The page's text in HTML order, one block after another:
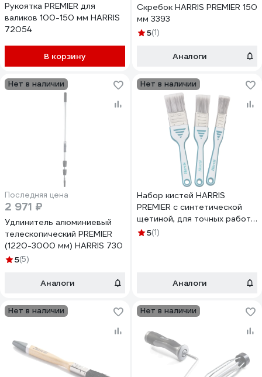
Рукоятка PREMIER для
валиков 100-150 мм HARRIS
72054
В корзину
Скребок HARRIS PREMIER 150
мм 3393
5(1)
Аналоги
Нет в наличии
Последняя цена
2 971 ₽
Удлинитель алюминиевый
телескопический PREMIER
(1220-3000 мм) HARRIS 730
5(5)
Аналоги
Нет в наличии
Набор кистей HARRIS
PREMIER с синтетической
щетиной, для точных работ,
25 мм, 38 мм, 50 мм 20693
5(1)
Аналоги
Нет в наличии Нет в наличии